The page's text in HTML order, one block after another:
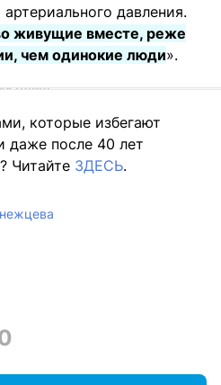
давления.
живущие вместе, реже
чем одинокие люди».
которые избегают
даже после 40 лет
Читайте ЗДЕСЬ.